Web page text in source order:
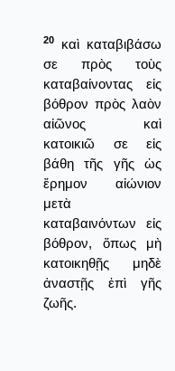
20
καὶ καταβιβάσω
σε πρὸς τοὺς
καταβαίνοντας εἰς
βόθρον πρὸς λαὸν
αἰῶνος καὶ
κατοικιῶ σε εἰς
βάθη τῆς γῆς ὡς
ἔρημον αἰώνιον
μετὰ
καταβαινόντων εἰς
βόθρον, ὅπως μὴ
κατοικηθῇς μηδὲ
ἀναστῇς ἐπὶ γῆς
ζωῆς.